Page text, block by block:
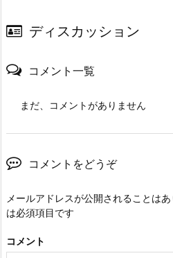
ディスカッション
コメント一覧
まだ、コメントがありません
コメントをどうぞ
メールアドレスが公開されることはあ
は必須項目です
コメント